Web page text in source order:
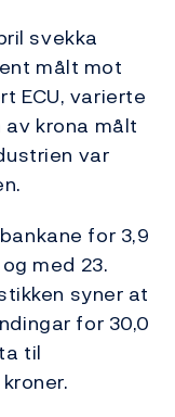
svekka
målt mot
ECU, varierte
av krona målt
var
for 3,9
med 23.
syner at
for 30,0
til